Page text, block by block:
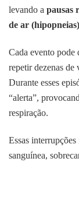
levando a pausas
de ar (hipopneias)
Cada evento pode
repetir dezenas de
Durante esses
“alerta”,
respiração.
Essas
sanguínea,